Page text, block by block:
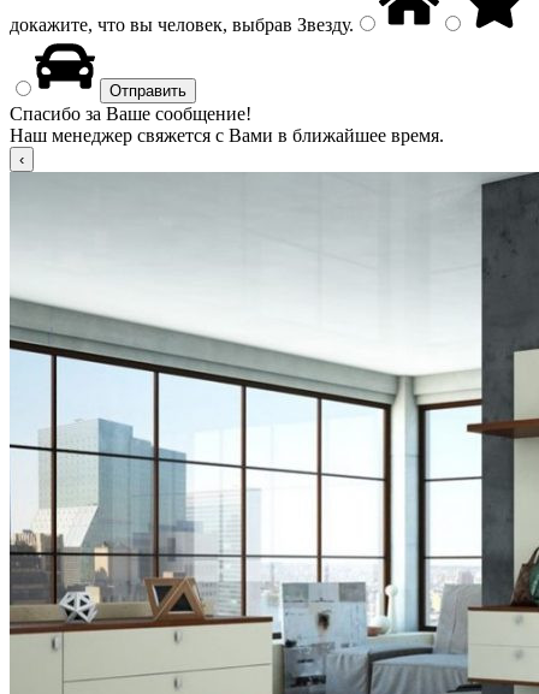
докажите, что вы человек, выбрав Звезду.
Спасибо за Ваше сообщение!
Наш менеджер свяжется с Вами в ближайшее время.